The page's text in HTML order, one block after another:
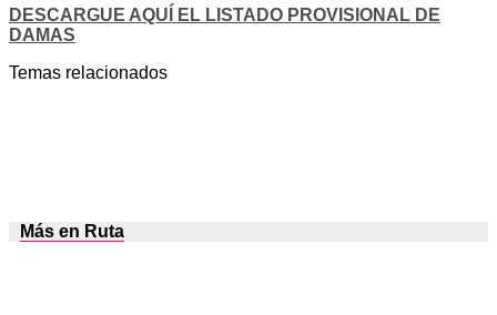
DESCARGUE AQUÍ EL LISTADO PROVISIONAL DE
DAMAS
Temas relacionados
Más en Ruta